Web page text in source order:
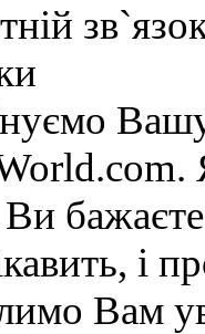
Вашу
бажаєте
і
Вам